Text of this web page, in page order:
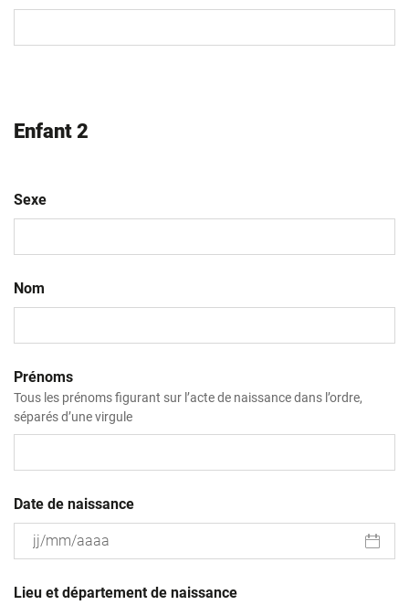
MM
Enfant 2
Sexe
Nom
Prénoms
Tous les prénoms figurant sur l’acte de naissance dans l’ordre,
séparés d’une virgule
Date de naissance
slash
Lieu et département de naissance